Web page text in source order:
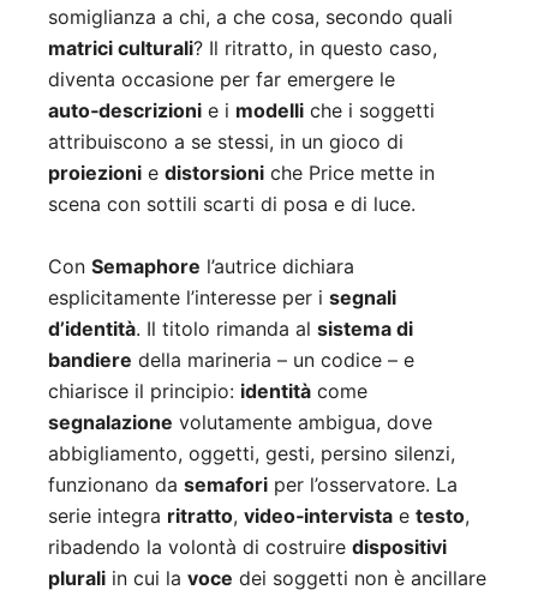
somiglianza a chi, a che cosa, secondo quali
matrici culturali? Il ritratto, in questo caso,
diventa occasione per far emergere le
auto‑descrizioni e i modelli che i soggetti
attribuiscono a se stessi, in un gioco di
proiezioni e distorsioni che Price mette in
scena con sottili scarti di posa e di luce.
Con Semaphore l’autrice dichiara
esplicitamente l’interesse per i segnali
d’identità. Il titolo rimanda al sistema di
bandiere della marineria – un codice – e
chiarisce il principio: identità come
segnalazione volutamente ambigua, dove
abbigliamento, oggetti, gesti, persino silenzi,
funzionano da semafori per l’osservatore. La
serie integra ritratto, video‑intervista e testo,
ribadendo la volontà di costruire dispositivi
plurali in cui la voce dei soggetti non è ancillare